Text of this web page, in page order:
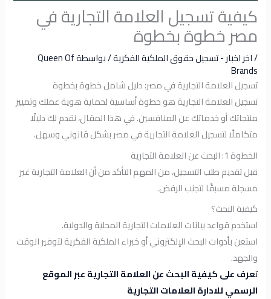
كيفية تسجيل العلامة التجارية في
مصر خطوة بخطوة
/اخر اخبار - تسجيل حقوق الملكية الفكرية/ بواسطةQueen Of
Brands
تسجيل العلامة التجارية في مصر: دليل شامل خطوة بخطوة
تسجيل العلامة التجارية هو خطوة أساسية لحماية هوية عملك وتمييز
منتجاتك أو خدماتك عن المنافسين. في هذا المقال، نقدم لك دليلًا
متكاملًا لتسجيل العلامة التجارية في مصر بشكل قانوني وسهل.
الخطوة 1: البحث عن العلامة التجارية
قبل تقديم طلب التسجيل، من المهم التأكد من أن العلامة التجارية غير
مسجلة مسبقًا لتجنب الرفض.
كيفية البحث؟
استخدم قواعد بيانات العلامات التجارية المحلية والدولية.
استعن بأدوات البحث الإلكتروني أو خبراء الملكية الفكرية لتوفير الوقت
والجهد.
تعرف على كيفية البحث عن العلامة التجارية عبر الموقع
الرسمي للادارة العلامات التجارية